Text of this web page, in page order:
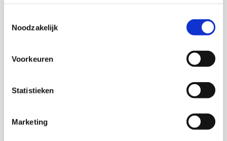
Noodzakelijk
Voorkeuren
Statistieken
Marketing
Erik van Marissing
Thema's